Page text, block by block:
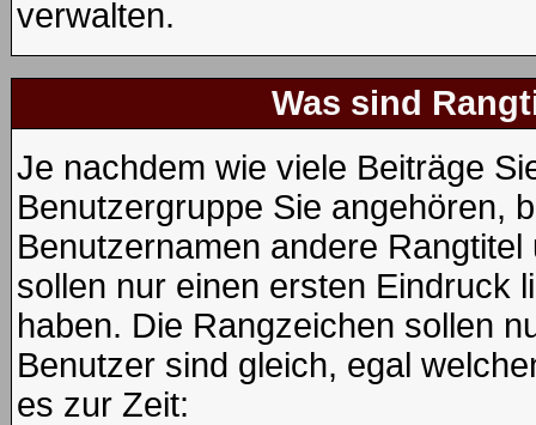
verwalten.
Was sind
Je nachdem wie viele Beiträge
Benutzergruppe Sie angehören,
Benutzernamen andere
sollen nur einen ersten Eindruck
haben. Die Rangzeichen sollen
Benutzer sind gleich, egal
es zur Zeit: